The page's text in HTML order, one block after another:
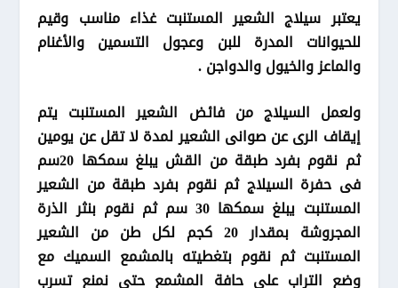
يعتبر سيلاج الشعير المستنبت غذاء مناسب وقيم
للحيوانات المدرة للبن وعجول التسمين والأغنام
والماعز والخيول والدواجن .
ولعمل السيلاج من فائض الشعير المستنبت يتم
إيقاف الرى عن صوانى الشعير لمدة لا تقل عن يومين
ثم نقوم بفرد طبقة من القش يبلغ سمكها 20سم
فى حفرة السيلاج ثم نقوم بفرد طبقة من الشعير
المستنبت يبلغ سمكها 30 سم ثم نقوم بنثر الذرة
المجروشة بمقدار 20 كجم لكل طن من الشعير
المستنبت ثم نقوم بتغطيته بالمشمع السميك مع
وضع التراب على حافة المشمع حتى نمنع تسرب